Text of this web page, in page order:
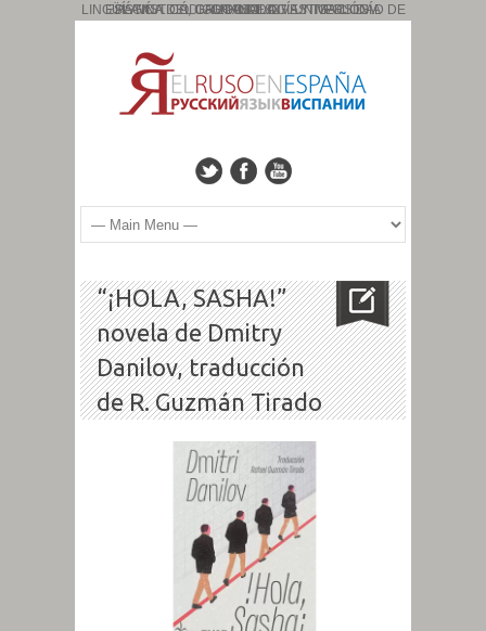
PÁGINA DEL GRUPO DE INVESTIGACIÓN: ESLAVÍSTICA, CAUCASOLOGÍA Y TIPOLOGÍA LINGÜÍSTICA. CÓDIGO: HUM: 827. UNIVERSIDAD DE GRANADA
“¡HOLA, SASHA!”
novela de Dmitry
Danilov, traducción
de R. Guzmán Tirado